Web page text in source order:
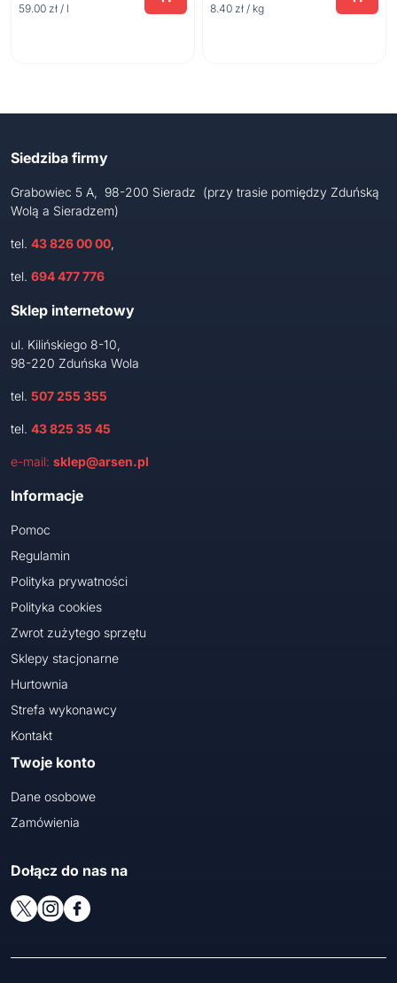
59.00 zł / l
8.40 zł / kg
Siedziba firmy
Grabowiec 5 A, 98-200 Sieradz (przy trasie pomiędzy Zduńską
Wolą a Sieradzem)
tel. 43 826 00 00,
tel. 694 477 776
Sklep internetowy
ul. Kilińskiego 8-10,
98-220 Zduńska Wola
tel. 507 255 355
tel. 43 825 35 45
e-mail: sklep@arsen.pl
Informacje
Pomoc
Regulamin
Polityka prywatności
Polityka cookies
Zwrot zużytego sprzętu
Sklepy stacjonarne
Hurtownia
Strefa wykonawcy
Kontakt
Twoje konto
Dane osobowe
Zamówienia
Dołącz do nas na